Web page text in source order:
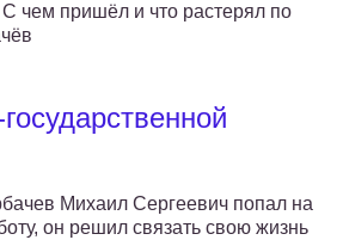
С чем пришёл и что растерял по
Михаил Сергеевич попал на
он решил связать свою жизнь